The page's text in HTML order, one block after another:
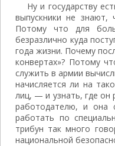
Ну и государству
выпускники не
Потому что для
безразлично куда
года жизни. Почему
конвертах»? Потому
служить в армии
начисляется ли на
лиц, — и узнать, где он
работодателю, и она
работать по
трибун так много
национальной